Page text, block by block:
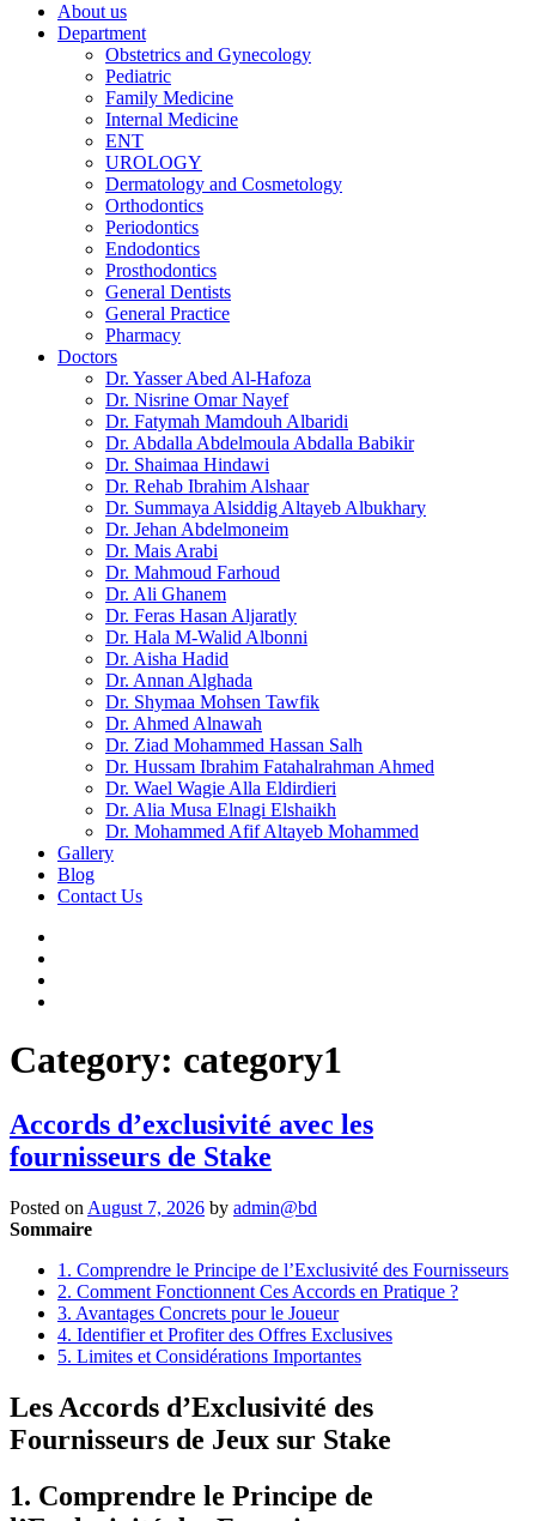
About us
Department
Obstetrics and Gynecology
Pediatric
Family Medicine
Internal Medicine
ENT
UROLOGY
Dermatology and Cosmetology
Orthodontics
Periodontics
Endodontics
Prosthodontics
General Dentists
General Practice
Pharmacy
Doctors
Dr. Yasser Abed Al-Hafoza
Dr. Nisrine Omar Nayef
Dr. Fatymah Mamdouh Albaridi
Dr. Abdalla Abdelmoula Abdalla Babikir
Dr. Shaimaa Hindawi
Dr. Rehab Ibrahim Alshaar
Dr. Summaya Alsiddig Altayeb Albukhary
Dr. Jehan Abdelmoneim
Dr. Mais Arabi
Dr. Mahmoud Farhoud
Dr. Ali Ghanem
Dr. Feras Hasan Aljaratly
Dr. Hala M-Walid Albonni
Dr. Aisha Hadid
Dr. Annan Alghada
Dr. Shymaa Mohsen Tawfik
Dr. Ahmed Alnawah
Dr. Ziad Mohammed Hassan Salh
Dr. Hussam Ibrahim Fatahalrahman Ahmed
Dr. Wael Wagie Alla Eldirdieri
Dr. Alia Musa Elnagi Elshaikh
Dr. Mohammed Afif Altayeb Mohammed
Gallery
Blog
Contact Us
Category: category1
Accords d’exclusivité avec les
fournisseurs de Stake
Posted on August 7, 2026 by admin@bd
Sommaire
1. Comprendre le Principe de l’Exclusivité des Fournisseurs
2. Comment Fonctionnent Ces Accords en Pratique ?
3. Avantages Concrets pour le Joueur
4. Identifier et Profiter des Offres Exclusives
5. Limites et Considérations Importantes
Les Accords d’Exclusivité des
Fournisseurs de Jeux sur Stake
1. Comprendre le Principe de